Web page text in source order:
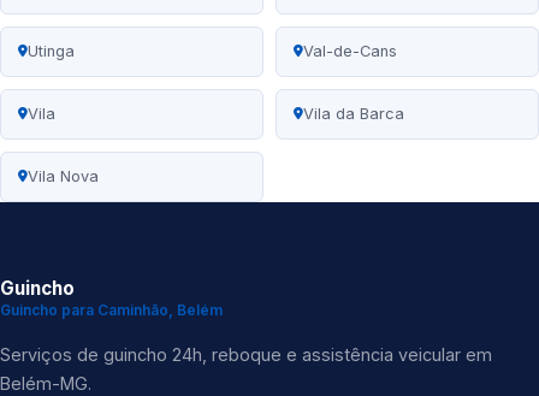
Utinga Val-de-Cans
Vila Vila da Barca
Vila Nova
Guincho
Guincho para Caminhão, Belém
Serviços de guincho 24h, reboque e assistência veicular em
Belém-MG.